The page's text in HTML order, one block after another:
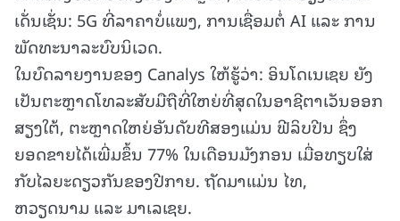
ເດັ່ນເຊັ່ນ: 5G ທີ່ລາຄາບໍ່ແພງ, ການເຊື່ອມຕໍ່ AI ແລະ ການ
ພັດທະນາລະບົບນິເວດ.
ໃນບົດລາຍງານຂອງ Canalys ໃຫ້ຮູ້ວ່າ: ອິນໂດເນເຊຍ ຍັງ
ເປັນຕະຫຼາດໂທລະສັບມືຖືທີ່ໃຫຍ່ທີ່ສຸດໃນອາຊີຕາເວັນອອກ
ສຽງໃຕ້, ຕະຫຼາດໃຫຍ່ອັນດັບທີສອງແມ່ນ ຟີລິບປີນ ຊຶ່ງ
ຍອດຂາຍໄດ້ເພີ່ມຂຶ້ນ 77% ໃນເດືອນມັງກອນ ເມື່ອທຽບໃສ່
ກັບໄລຍະດຽວກັນຂອງປີກາຍ. ຖັດມາແມ່ນ ໄທ,
ຫວຽດນາມ ແລະ ມາເລເຊຍ.